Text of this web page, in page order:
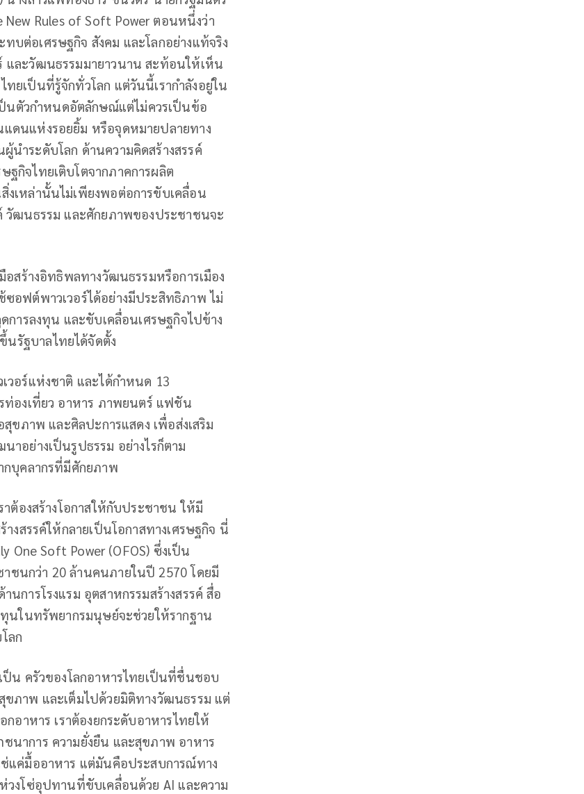
New Rules of Soft Power ตอนหนึ่งว่า
ต่อเศรษฐกิจ สังคม และโลกอย่างแท้จริง
และวัฒนธรรมมายาวนาน สะท้อนให้เห็น
ยเป็นที่รู้จักทั่วโลก แต่วันนี้เรากำลังอยู่ใน
นตัวกำหนดอัตลักษณ์แต่ไม่ควรเป็นข้อ
ดนแห่งรอยยิ้ม หรือจุดหมายปลายทาง
นำระดับโลก ด้านความคิดสร้างสรรค์
กิจไทยเติบโตจากภาคการผลิต
เหล่านั้นไม่เพียงพอต่อการขับเคลื่อน
วัฒนธรรม และศักยภาพของประชาชนจะ
อสร้างอิทธิพลทางวัฒนธรรมหรือการเมือง
อฟต์พาวเวอร์ได้อย่างมีประสิทธิภาพ ไม่
การลงทุน และขับเคลื่อนเศรษฐกิจไปข้าง
นรัฐบาลไทยได้จัดตั้ง
วอร์แห่งชาติ และได้กำหนด 13
ท่องเที่ยว อาหาร ภาพยนตร์ แฟชัน
ขภาพ และศิลปะการแสดง เพื่อส่งเสริม
าอย่างเป็นรูปธรรม อย่างไรก็ตาม
กบุคลากรที่มีศักยภาพ
ต้องสร้างโอกาสให้กับประชาชน ให้มี
งสรรค์ให้กลายเป็นโอกาสทางเศรษฐกิจ นี่
One Soft Power (OFOS) ซึ่งเป็น
ชนกว่า 20 ล้านคนภายในปี 2570 โดยมี
การโรงแรม อุตสาหกรรมสร้างสรรค์ สื่อ
นในทรัพยากรมนุษย์จะช่วยให้รากฐาน
ลก
ป็น ครัวของโลกอาหารไทยเป็นที่ชื่นชอบ
ขภาพ และเต็มไปด้วยมิติทางวัฒนธรรม แต่
กอาหาร เราต้องยกระดับอาหารไทยให้
นาการ ความยั่งยืน และสุขภาพ อาหาร
แค่มื้ออาหาร แต่มันคือประสบการณ์ทาง
วงโซ่อุปทานที่ขับเคลื่อนด้วย AI และความ